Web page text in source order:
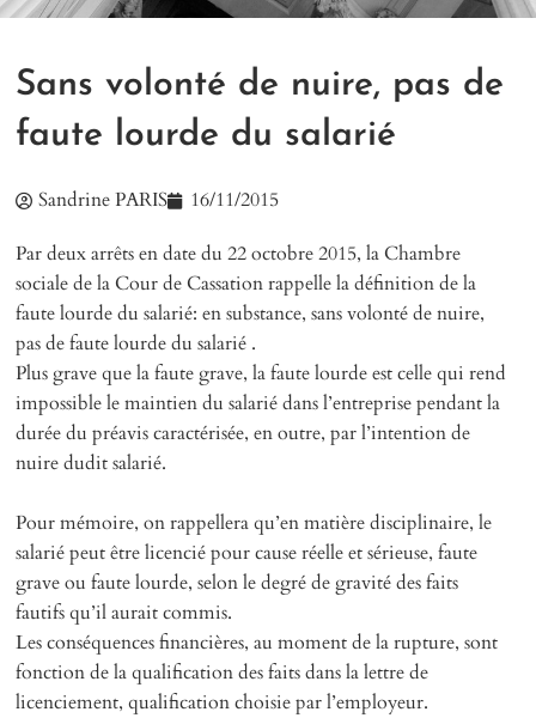
Sans volonté de nuire, pas de
faute lourde du salarié
Sandrine PARIS 16/11/2015
Par deux arrêts en date du 22 octobre 2015, la Chambre
sociale de la Cour de Cassation rappelle la définition de la
faute lourde du salarié: en substance, sans volonté de nuire,
pas de faute lourde du salarié .
Plus grave que la faute grave, la faute lourde est celle qui rend
impossible le maintien du salarié dans l’entreprise pendant la
durée du préavis caractérisée, en outre, par l’intention de
nuire dudit salarié.
Pour mémoire, on rappellera qu’en matière disciplinaire, le
salarié peut être licencié pour cause réelle et sérieuse, faute
grave ou faute lourde, selon le degré de gravité des faits
fautifs qu’il aurait commis.
Les conséquences financières, au moment de la rupture, sont
fonction de la qualification des faits dans la lettre de
licenciement, qualification choisie par l’employeur.